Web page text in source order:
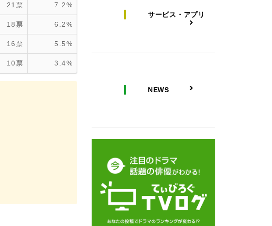
21票 7.2%
18票 6.2%
16票 5.5%
10票 3.4%
サービス・アプリ
NEWS